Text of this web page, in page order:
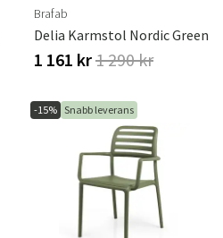
Brafab
Delia Karmstol Nordic Green
1 161 kr1 290 kr
-15% Snabb leverans